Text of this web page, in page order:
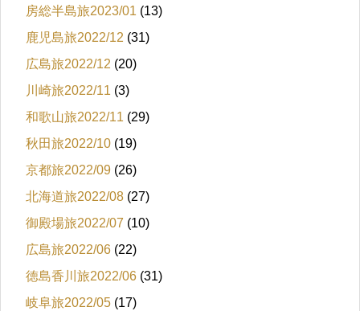
房総半島旅2023/01 (13)
鹿児島旅2022/12 (31)
広島旅2022/12 (20)
川崎旅2022/11 (3)
和歌山旅2022/11 (29)
秋田旅2022/10 (19)
京都旅2022/09 (26)
北海道旅2022/08 (27)
御殿場旅2022/07 (10)
広島旅2022/06 (22)
徳島香川旅2022/06 (31)
岐阜旅2022/05 (17)